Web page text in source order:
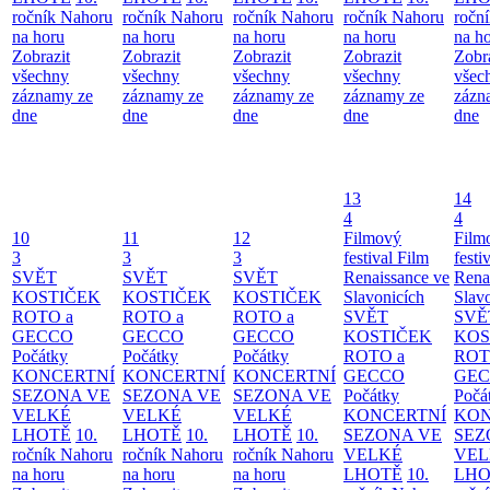
ročník Nahoru
na horu
Zobrazit
všechny
záznamy ze
dne
ročník Nahoru
na horu
Zobrazit
všechny
záznamy ze
dne
ročník Nahoru
na horu
Zobrazit
všechny
záznamy ze
dne
ročník Nahoru
na horu
Zobrazit
všechny
záznamy ze
dne
na
dne
10
3
SVĚT
KOSTIČEK
ROTO a
GECCO
Počátky
KONCERTNÍ
SEZONA VE
VELKÉ
LHOTĚ 10.
ročník Nahoru
na horu
11
3
SVĚT
KOSTIČEK
ROTO a
GECCO
Počátky
KONCERTNÍ
SEZONA VE
VELKÉ
LHOTĚ 10.
ročník Nahoru
na horu
12
3
SVĚT
KOSTIČEK
ROTO a
GECCO
Počátky
KONCERTNÍ
SEZONA VE
VELKÉ
LHOTĚ 10.
ročník Nahoru
na horu
13
4
Filmový
festival Film
Renaissance ve
Slavonicích
SVĚT
KOSTIČEK
ROTO a
GECCO
Počátky
KONCERTNÍ
SEZONA VE
VELKÉ
LHOTĚ 10.
14
4